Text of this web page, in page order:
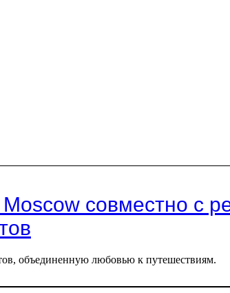
совместно с
объединенную любовью к путешествиям.